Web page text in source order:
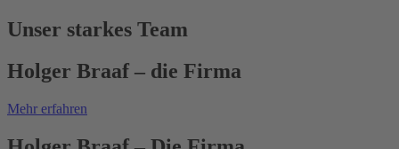
Unser starkes Team
Holger Braaf – die Firma
Mehr erfahren